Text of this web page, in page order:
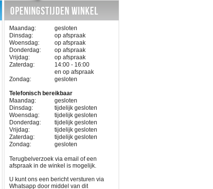
OPENINGSTIJDEN WINKEL
Maandag:
gesloten
Dinsdag:
op afspraak
Woensdag:
op afspraak
Donderdag:
op afspraak
Vrijdag:
op afspraak
Zaterdag:
14:00 - 16:00
en op afspraak
Zondag:
gesloten
Telefonisch bereikbaar
Maandag:
gesloten
Dinsdag:
tijdelijk gesloten
Woensdag:
tijdelijk gesloten
Donderdag:
tijdelijk gesloten
Vrijdag:
tijdelijk gesloten
Zaterdag:
tijdelijk gesloten
Zondag:
gesloten
Terugbelverzoek via email of een
afspraak in de winkel is mogelijk.
U kunt ons een bericht versturen via
Whatsapp door middel van dit